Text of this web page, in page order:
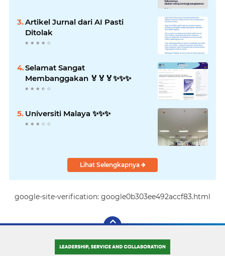
Artikel Jurnal dari AI Pasti
Ditolak
Selamat Sangat
Membanggakan 🏅🏅🏅✨️✨️✨️
Universiti Malaya ✨️✨️✨️
Lihat Selengkapnya
google-site-verification: google0b303ee492accf83.html